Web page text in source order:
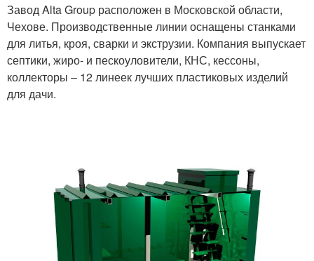
Завод Alta Group расположен в Московской области,
Чехове. Производственные линии оснащены станками
для литья, кроя, сварки и экструзии. Компания выпускает
септики, жиро- и пескоуловители, КНС, кессоны,
коллекторы – 12 линеек лучших пластиковых изделий
для дачи.